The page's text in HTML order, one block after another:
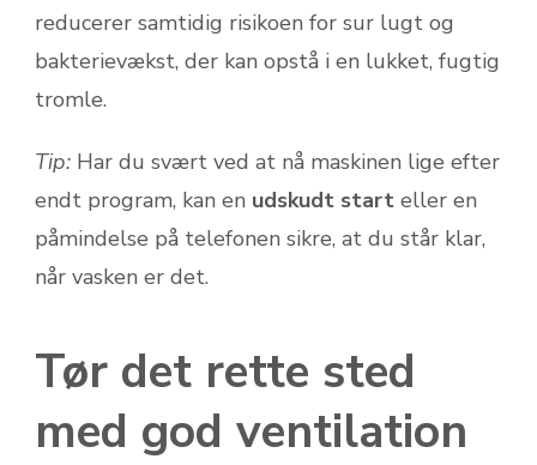
reducerer samtidig risikoen for sur lugt og
bakterievækst, der kan opstå i en lukket, fugtig
tromle.
Tip: Har du svært ved at nå maskinen lige efter
endt program, kan en udskudt start eller en
påmindelse på telefonen sikre, at du står klar,
når vasken er det.
Tør det rette sted
med god ventilation